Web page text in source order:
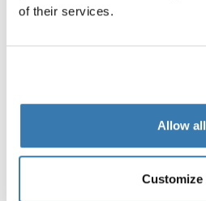
of their services.
Allow all
Customize
Utforska Thule Test Center